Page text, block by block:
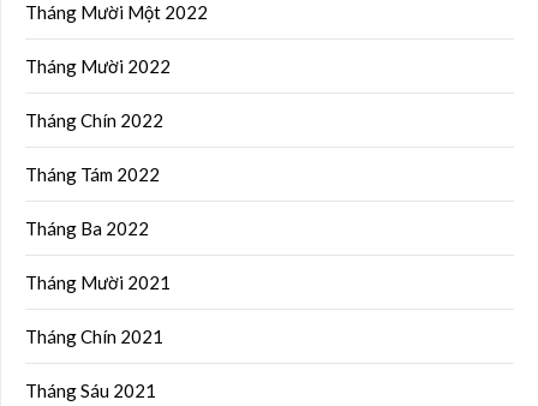
Tháng Mười Một 2022
Tháng Mười 2022
Tháng Chín 2022
Tháng Tám 2022
Tháng Ba 2022
Tháng Mười 2021
Tháng Chín 2021
Tháng Sáu 2021